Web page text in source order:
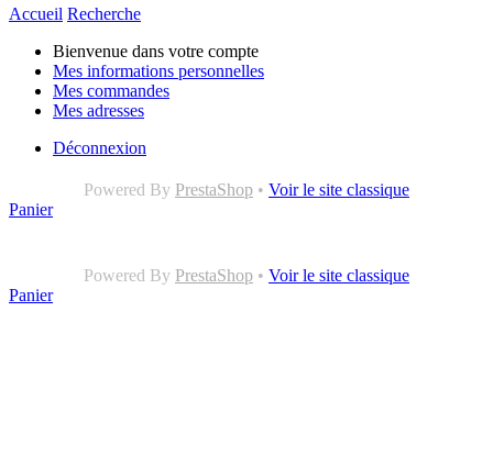
Accueil Recherche
Bienvenue dans votre compte
Mes informations personnelles
Mes commandes
Mes adresses
Déconnexion
Powered By PrestaShop • Voir le site classique
Panier
Powered By PrestaShop • Voir le site classique
Panier